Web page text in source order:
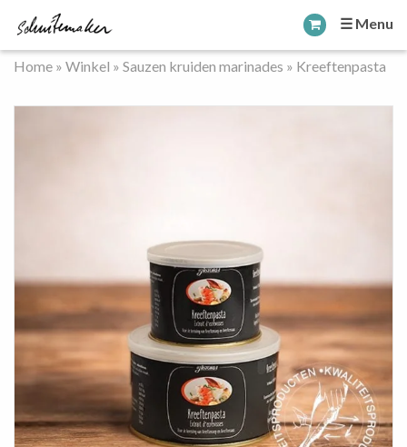
☰ Menu
Home » Winkel » Sauzen kruiden marinades » Kreeftenpasta